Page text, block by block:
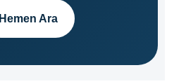
Hemen Ara